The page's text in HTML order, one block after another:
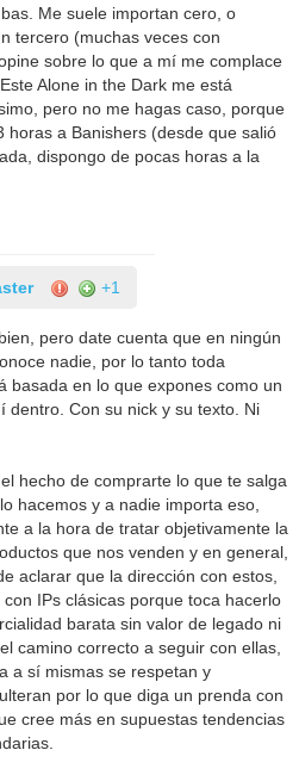
Me suele importan cero, o
tercero (muchas veces con
sobre lo que a mí me complace
Alone in the Dark me está
pero no me hagas caso, porque
horas a Banishers (desde que salió
dispongo de pocas horas a la
+1
pero date cuenta que en ningún
nadie, por lo tanto toda
basada en lo que expones como un
dentro. Con su nick y su texto. Ni
hecho de comprarte lo que te salga
hacemos y a nadie importa eso,
a la hora de tratar objetivamente la
que nos venden y en general,
aclarar que la dirección con estos,
IPs clásicas porque toca hacerlo
barata sin valor de legado ni
camino correcto a seguir con ellas,
a sí mismas se respetan y
por lo que diga un prenda con
cree más en supuestas tendencias